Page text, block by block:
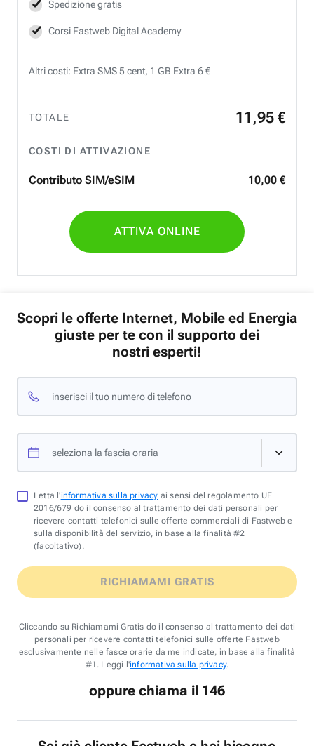
Spedizione gratis
Corsi Fastweb Digital Academy
Altri costi: Extra SMS 5 cent, 1 GB Extra 6 €
TOTALE 11 ,95 €
COSTI DI ATTIVAZIONE
Contributo SIM/eSIM 10,00 €
ATTIVA ONLINE
Scopri le offerte Internet, Mobile ed Energia
giuste per te con il supporto dei
nostri esperti!
inserisci il tuo numero di telefono
seleziona la fascia oraria
Letta l'informativa sulla privacy ai sensi del regolamento UE
2016/679 do il consenso al trattamento dei dati personali per
ricevere contatti telefonici sulle offerte commerciali di Fastweb e
sulla disponibilità del servizio, in base alla finalità #2
(facoltativo).
RICHIAMAMI GRATIS
Cliccando su Richiamami Gratis do il consenso al trattamento dei dati
personali per ricevere contatti telefonici sulle offerte Fastweb
esclusivamente nelle fasce orarie da me indicate, in base alla finalità
#1. Leggi l'informativa sulla privacy.
oppure chiama il 146